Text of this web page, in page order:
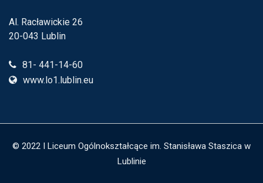
Al. Racławickie 26
20-043 Lublin
81- 441-14-60
www.lo1.lublin.eu
© 2022 I Liceum Ogólnokształcące im. Stanisława Staszica w
Lublinie